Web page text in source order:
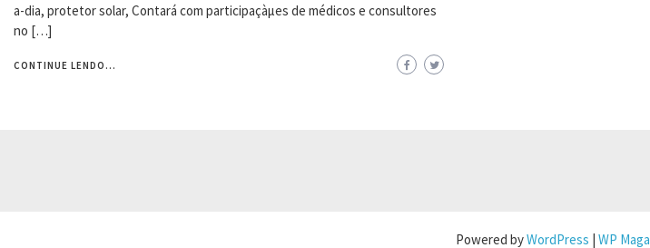
a-dia, protetor solar, Contará com participaçàµes de médicos e consultores
no […]
CONTINUE LENDO...
Powered byWordPress | WP